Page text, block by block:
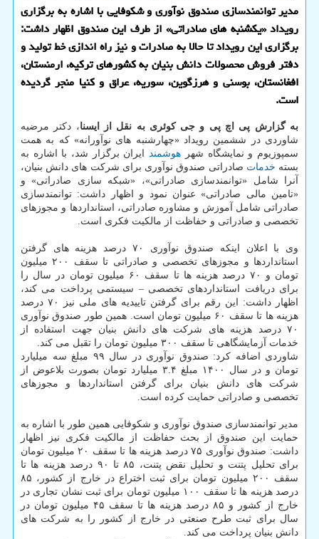
مدیر توانمندسازی صندوق نوآوری و شکوفایی با اشاره به برگزاری
رویداد «یکشنبه های صادراتی» از طرف این صندوق اظهار داشت:
برگزاری این رویداد تا حالا به صادرات و نیز راه اندازی خط تولید و
دفتر فروش محصولات دانش بنیان به کشورهای ترکیه، ارمنستان،
افغانستان، بوسنی و هرزگوین، سوریه، عراق و کنیا منجر گردیده
است.
به گزارش پی اچ پی و جی کوئری به نقل از ایسنا، دکتر مرضیه
شاوردی در ششمین رویداد «چهارشنبه های نوآورانه» که به همت
سمپوزیوم و نمایشگاه شهر هوشمندایران برگزار شد، با اشاره به
بسته خدمات صادراتی صندوق نوآوری برای شرکت های دانش بنیان،
آنرا شامل «توانمندسازی صادراتی»، «شبکه سازی صادراتی» و
«تامین مالی صادراتی» عنوان نمود و اظهار داشت: توانمندسازی
صادراتی شامل آموزش و مشاوره صادراتی، استانداردها و مجوزهای
تخصصی و صادراتی و حفاظت از مالکیت فکری است.
وی با اعلان اینکه صندوق نوآوری ۷۰ درصد هزینه های گرفتن
استانداردها و مجوزهای تخصصی و صادراتی تا سقف ۲۰۰ میلیون
تومان و ۷۰ درصد هزینه ها تا سقف ۶۰ میلیون تومان در سال را
برای دریافت استانداردهای تخصصی – سیستمی پرداخت می کند،
اظهار داشت: این رقم برای گرفتن تاییدیه های ملی نیز ۷۰ درصد
هزینه ها تا سقف ۶۰ میلیون تومان است. همین طور صندوق نوآوری
۷۰ درصد هزینه های شرکت های دانش بنیان جهت استفاده از
خدمات آزمایشگاهی تا سقف ۳۰۰ میلیون تومان را تقبل می کند.
شاوردی اضافه کرد: صندوق نوآوری در سال ۹۹ مبلغ سه میلیارد
تومان و در سال ۱۴۰۰ مبلغ ۳.۴ میلیارد تومان بصورت بلاعوض از
شرکت های دانش بنیان برای گرفتن استانداردها و مجوزهای
تخصصی و صادراتی حمایت کرده است.
مدیر توانمندسازی صندوق نوآوری و شکوفایی همین طور با اشاره به
حمایت این صندوق از بحث حفاظت از مالکیت فکری نیز اظهار
داشت: صندوق نوآوری ۷۵ درصد هزینه ها تا سقف ۲۰ میلیون تومان
برای تحلیل پتنت و تحلیل نقض پتنت، ۸۵ تا ۹۰ درصد هزینه ها تا
سقف ۲۰۰ میلیون تومان برای ثبت اختراع در خارج از کشور، ۸۵
درصد هزینه ها تا سقف ۱۰۰ میلیون تومان برای ثبت نشان تجاری در
خارج از کشور و ۸۵ درصد هزینه ها تا سقف ۴۵ میلیون تومان در
سال برای ثبت طرح صنعتی در خارج از کشور را به شرکت های
دانش بنیان پرداخت می کند.